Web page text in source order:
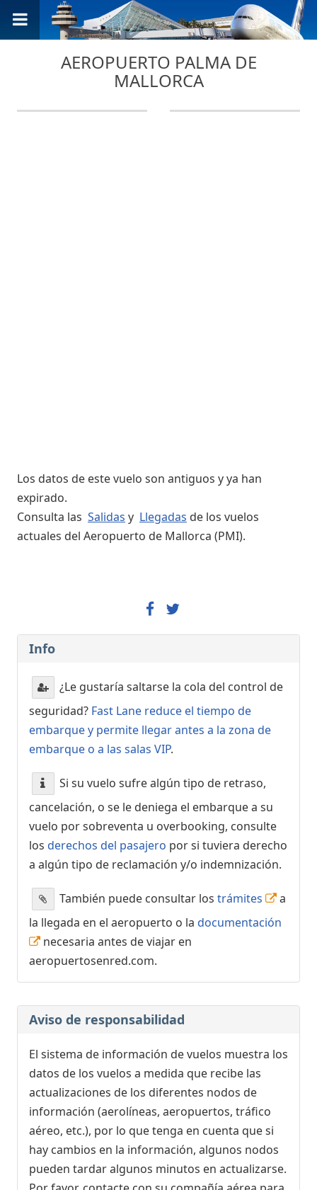
AEROPUERTO PALMA DE
MALLORCA
Los datos de este vuelo son antiguos y ya han
expirado.
Consulta las Salidas y Llegadas de los vuelos
actuales del Aeropuerto de Mallorca (PMI).
Info
¿Le gustaría saltarse la cola del control de
seguridad? Fast Lane reduce el tiempo de
embarque y permite llegar antes a la zona de
embarque o a las salas VIP.
Si su vuelo sufre algún tipo de retraso,
cancelación, o se le deniega el embarque a su
vuelo por sobreventa u overbooking, consulte
los derechos del pasajero por si tuviera derecho
a algún tipo de reclamación y/o indemnización.
También puede consultar los trámites
a
la llegada en el aeropuerto o la documentación
necesaria antes de viajar en
aeropuertosenred.com.
Aviso de responsabilidad
El sistema de información de vuelos muestra los
datos de los vuelos a medida que recibe las
actualizaciones de los diferentes nodos de
información (aerolíneas, aeropuertos, tráfico
aéreo, etc.), por lo que tenga en cuenta que si
hay cambios en la información, algunos nodos
pueden tardar algunos minutos en actualizarse.